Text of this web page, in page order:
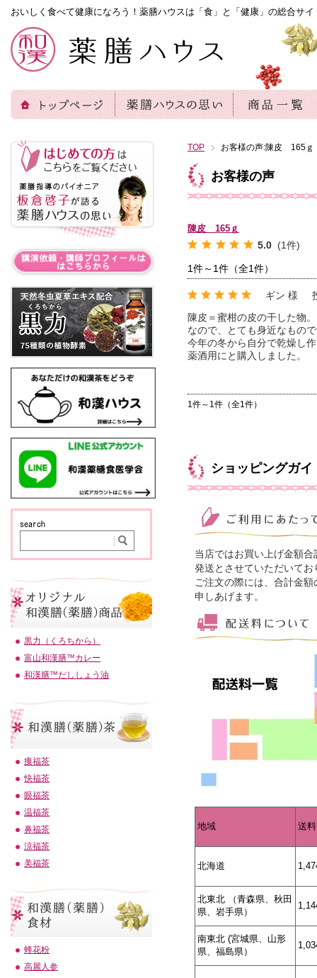
おいしく食べて健康になろう！薬膳ハウスは「食」と「健康」の総合サイ
TOP お客様の声:陳皮 165ｇ
お客様の声
陳皮 165ｇ
5.0 (1件)
1件～1件（全1件）
ギン 様
陳皮＝蜜柑の皮の干した物。
なので、とても身近なもの
今年の冬から自分で乾燥し
薬酒用にと購入しました。
1件～1件（全1件）
ショッピングガイ
当店ではお買い上げ金額合
発送とさせていただいてお
ご注文の際には、合計金
申しあげます。
地域 送料
北海道
北東北 （青森県、秋田
県、岩手県）
南東北 (宮城県、山形
県、福島県）
黒力（くろちから）
富山和漢膳™カレー
和漢膳™だししょう油
痩福茶
快福茶
眼福茶
温福茶
鼻福茶
涼福茶
美福茶
蜂花粉
高麗人参